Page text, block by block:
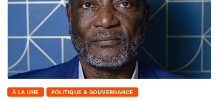
À LA UNE POLITIQUE & GOUVERNANCE